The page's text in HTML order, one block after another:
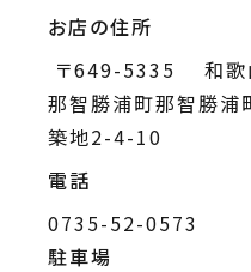
お店の住所
〒649-5335 和歌
那智勝浦町那智勝浦
築地2-4-10
電話
0735-52-0573
駐車場